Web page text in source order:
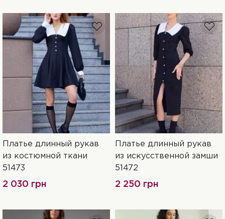
42 44
Платье длинный рукав
из костюмной ткани
51473
2 030 грн
42 44 46
Платье длинный рукав
из искусственной замши
51472
2 250 грн